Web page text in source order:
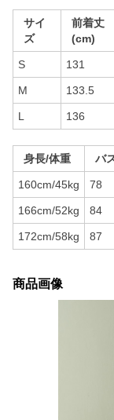
サイ
ズ
前着丈
(cm)
S 131
M 133.5
L 136
身長/体重 バ
160cm/45kg 78
166cm/52kg 84
172cm/58kg 87
商品画像